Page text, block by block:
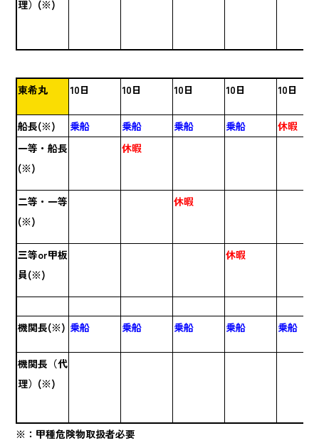
理）(※)
東希丸 10日 10日 10日 10日 10日
船長(※) 乗船 乗船 乗船 乗船
休暇
一等・船長
(※)
休暇
二等・一等
(※)
休暇
三等or甲板
員(※)
休暇
機関長(※) 乗船 乗船 乗船 乗船 乗船
機関長（代
理）(※)
※：甲種危険物取扱者必要